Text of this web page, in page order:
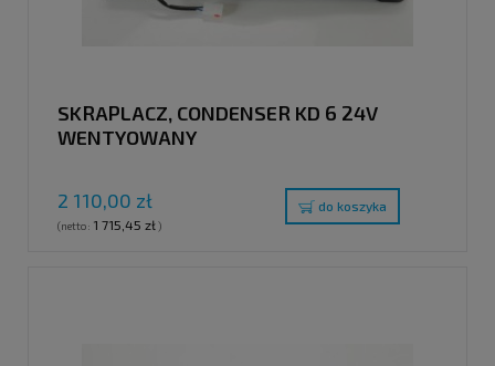
SKRAPLACZ, CONDENSER KD 6 24V
WENTYOWANY
2 110,00 zł
(netto: 1 715,45 zł)
do koszyka